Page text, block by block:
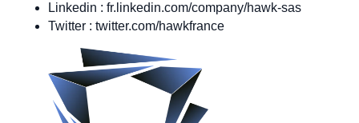
Linkedin : fr.linkedin.com/company/hawk-sas
Twitter : twitter.com/hawkfrance